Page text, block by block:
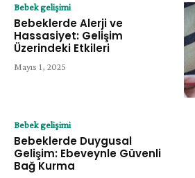
Bebek gelişimi
Bebeklerde Alerji ve
Hassasiyet: Gelişim
Üzerindeki Etkileri
Mayıs 1, 2025
Bebek gelişimi
Bebeklerde Duygusal
Gelişim: Ebeveynle Güvenli
Bağ Kurma